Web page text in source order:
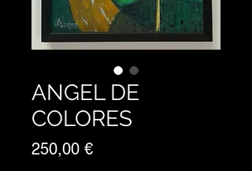
ANGEL DE
COLORES
250,00 €Prezzo